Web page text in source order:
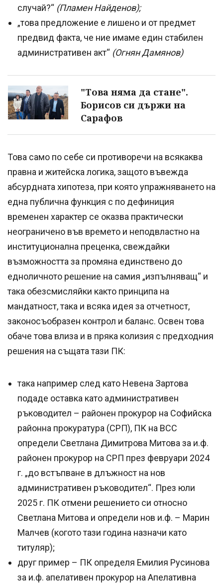
случай?“ (Пламен Найденов);
„това предложение е лишено и от предмет
предвид факта, че ние имаме един стабилен
административен акт“ (Огнян Дамянов)
"Това няма да стане".
Борисов си държи на
Сарафов
Това само по себе си противоречи на всякаква
правна и житейска логика, защото въвежда
абсурдната хипотеза, при която упражняването на
една публична функция с по дефиниция
временен характер се оказва практически
неограничено във времето и неподвластно на
институционална преценка, свеждайки
възможността за промяна единствено до
едноличното решение на самия „изпълняващ“ и
така обезсмисляйки както принципа на
мандатност, така и всяка идея за отчетност,
законосъобразен контрол и баланс. Освен това
обаче това влиза и в пряка колизия с предходния
решения на същата тази ПК:
така например след като Невена Зартова
подаде оставка като административен
ръководител – районен прокурор на Софийска
районна прокуратура (СРП), ПК на ВСС
определи Светлана Димитрова Митова за и.ф.
районен прокурор на СРП през февруари 2024
г. „до встъпване в длъжност на нов
административен ръководител“. През юли
2025 г. ПК отмени решението си относно
Светлана Митова и определи нов и.ф. – Марин
Малчев (когото тази година назначи като
титуляр);
друг пример – ПК определя Емилия Русинова
за и.ф. апелативен прокурор на Апелативна